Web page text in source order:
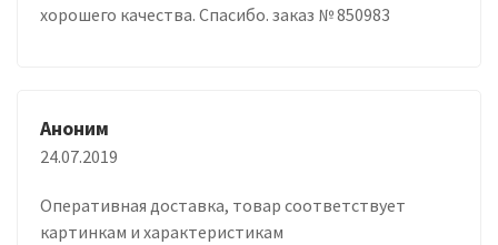
хорошего качества. Спасибо. заказ № 850983
Аноним
24.07.2019
Оперативная доставка, товар соответствует
картинкам и характеристикам